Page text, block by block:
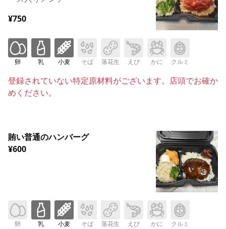
¥750
卵 乳 小麦 そば 落花生 えび かに クルミ
登録されていない特定原材料がございます。店頭でお確か
めください。
賄い普通のハンバーグ
¥600
卵 乳 小麦 そば 落花生 えび かに クルミ